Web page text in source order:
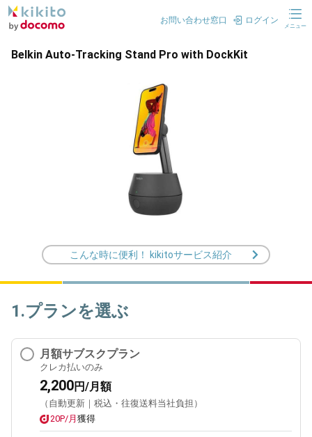
お問い合わせ窓口 ログイン
メニュー
Belkin Auto-Tracking Stand Pro with DockKit
こんな時に便利！ kikitoサービス紹介
1.プランを選ぶ
月額サブスクプラン
クレカ払いのみ
2,200円/月額
（自動更新｜税込・往復送料当社負担）
20P/月 獲得